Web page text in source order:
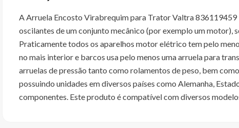
A Arruela Encosto Virabrequim para Trator Valtra 836119459
oscilantes de um conjunto mecânico (por exemplo um
Praticamente todos os aparelhos motor elétrico tem pelo
no mais interior e barcos usa pelo menos uma arruela para
arruelas de pressão tanto como rolamentos de peso, bem
possuindo unidades em diversos países como Alemanha,
componentes. Este produto é compatível com diversos